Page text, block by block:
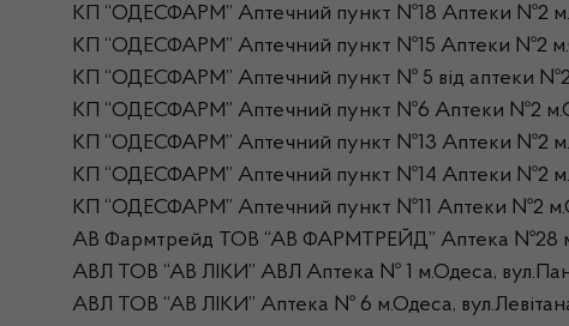
КП “ОДЕСФАРМ” Аптечний пункт №18 Аптеки №2
КП “ОДЕСФАРМ” Аптечний пункт №15 Аптеки №2
КП “ОДЕСФАРМ” Аптечний пункт № 5 від аптеки №2
КП “ОДЕСФАРМ” Аптечний пункт №6 Аптеки №2
КП “ОДЕСФАРМ” Аптечний пункт №13 Аптеки №2 м.
КП “ОДЕСФАРМ” Аптечний пункт №14 Аптеки №2
КП “ОДЕСФАРМ” Аптечний пункт №11 Аптеки №2
АВ Фармтрейд ТОВ “АВ ФАРМТРЕЙД” Аптека №28
АВЛ ТОВ “АВ ЛІКИ” АВЛ Аптека № 1 м.Одеса,
АВЛ ТОВ “АВ ЛІКИ” Аптека № 6 м.Одеса,